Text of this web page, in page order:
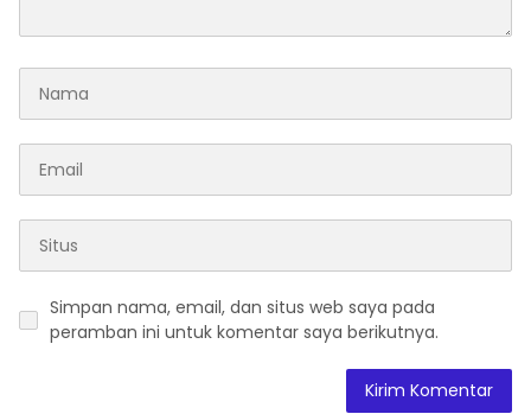
Simpan nama, email, dan situs web saya pada
peramban ini untuk komentar saya berikutnya.